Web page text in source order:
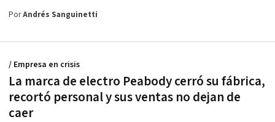
PorAndrés Sanguinetti
La marca de electro Peabody cerró su fábrica,
recortó personal y sus ventas no dejan de
caer
/ Empresa en crisis